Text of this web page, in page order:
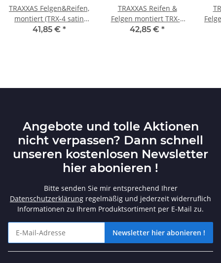
TRAXXAS Felgen&Reifen,
montiert (TRX-4 satin
beadlock Canyon Trail)
41,85 € *
TRAXXAS Reifen &
Felgen montiert TRX-4
Sport Canyon Trail 2.2
42,85 € *
Angebote und tolle Aktionen
nicht verpassen? Dann schnell
unseren kostenlosen Newsletter
hier abonieren !
Bitte senden Sie mir entsprechend Ihrer
Datenschutzerklärung regelmäßig und jederzeit widerruflich
Informationen zu Ihrem Produktsortiment per E-Mail zu.
Newsletter hier abonieren !